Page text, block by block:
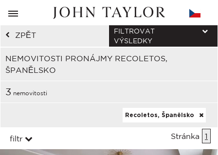
ZPĚT
NEMOVITOSTI PRONÁJMY RECOLETOS,
ŠPANĚLSKO
FILTROVAT
VÝSLEDKY
3 nemovitosti
Recoletos, Španělsko
filtr Stránka 1